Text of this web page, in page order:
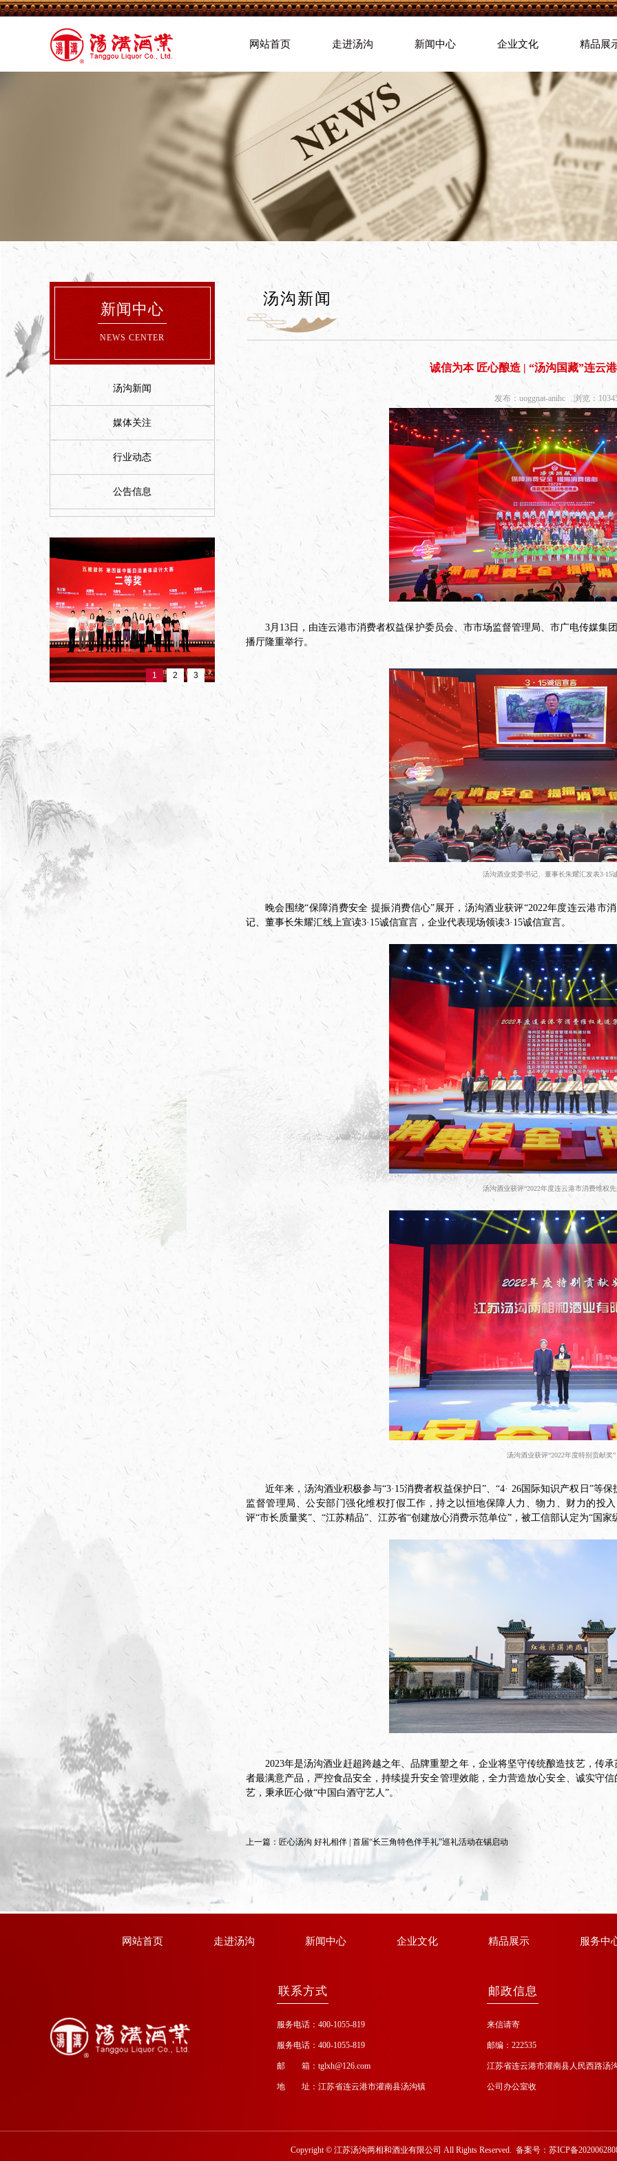
网站首页 走进汤沟 新闻中心 企业文化 精品展
新闻中心
NEWS CENTER
汤沟新闻
媒体关注
行业动态
公告信息
1 2 3
汤沟新闻
诚信为本 匠心酿造 | “汤沟国藏”连云
发布：uoggnat-anihc 浏览：
3月13日，由连云港市消费者权益保护委员会、市市场监督管理局、市广电传媒集
播厅隆重举行。
汤沟酒业党委书记、董事长朱耀汇发表3·15
晚会围绕“保障消费安全 提振消费信心”展开，汤沟酒业获评“2022年度连云港市
记、董事长朱耀汇线上宣读3·15诚信宣言，企业代表现场领读3·15诚信宣言。
汤沟酒业获评“2022年度连云港市消费维权先
汤沟酒业获评“2022年度特别贡献奖”
近年来，汤沟酒业积极参与“3·15消费者权益保护日”、“4· 26国际知识产权日”等
监督管理局、公安部门强化维权打假工作，持之以恒地保障人力、物力、财力的投
评“市长质量奖”、“江苏精品”、江苏省“创建放心消费示范单位”，被工信部认定为“国家
2023年是汤沟酒业赶超跨越之年、品牌重塑之年，企业将坚守传统酿造技艺，传
者最满意产品，严控食品安全，持续提升安全管理效能，全力营造放心安全、诚实守
艺，秉承匠心做“中国白酒守艺人”。
上一篇： 匠心汤沟 好礼相伴 | 首届“长三角特色伴手礼”巡礼活动在锡启动
网站首页 走进汤沟 新闻中心 企业文化 精品展示 服务中
联系方式
服务电话：400-1055-819
服务电话：400-1055-819
邮 箱：tglxh@126.com
地 址：江苏省连云港市灌南县汤沟镇
邮政信息
来信请寄
邮编：222535
江苏省连云港市灌南县人民西路汤
公司办公室收
Copyright© 江苏汤沟两相和酒业有限公司 All Rights Reserved. 备案号： 苏ICP备